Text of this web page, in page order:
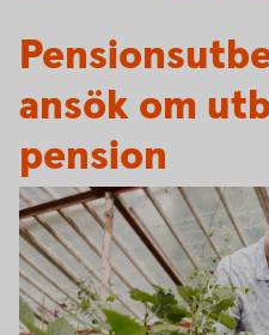
ansök om
pension